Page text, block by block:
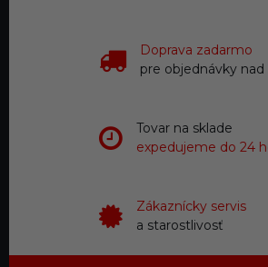
Doprava zadarmo
pre objednávky
Tovar na sklade
expedujeme do 24
Zákaznícky servis
a starostlivosť